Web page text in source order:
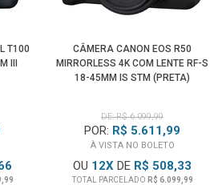
permite georreferenciar
como sincronização automática
GLONASS e japonês quase zenitico
cobertura de suporte.
permite a criação de imagens
T100
III
CÂMERA CANON EOS R50
MIRRORLESS 4K COM LENTE RF-S
18-45MM IS STM (PRETA)
DE: R$ 6.099,99
POR: R$ 5.611,99
À VISTA NO BOLETO
OU 12X DE R$ 508,33
TOTAL PARCELADO R$ 6.099,99